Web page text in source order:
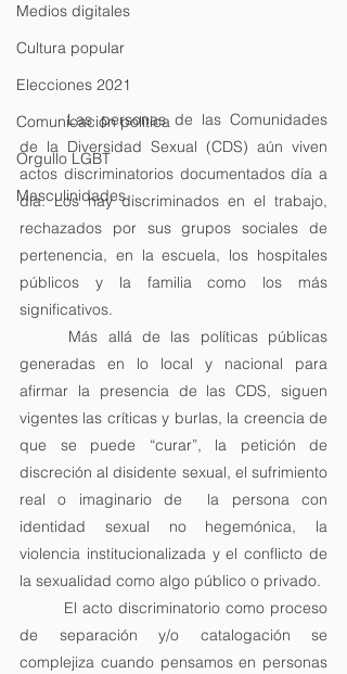
Medios digitales
Cultura popular
Elecciones 2021
Comunicación política
Orgullo LGBT
Masculinidades
	Las personas de las Comunidades
de la Diversidad Sexual (CDS) aún viven
actos discriminatorios documentados día a
día. Los hay discriminados en el trabajo,
rechazados por sus grupos sociales de
pertenencia, en la escuela, los hospitales
públicos y la familia como los más
significativos.
generadas en lo local y nacional para
afirmar la presencia de las CDS, siguen
vigentes las críticas y burlas, la creencia de
que se puede “curar”, la petición de
discreción al disidente sexual, el sufrimiento
real o imaginario de  la persona con
identidad sexual no hegemónica, la
violencia institucionalizada y el conflicto de
la sexualidad como algo público o privado.
de separación y/o catalogación se
complejiza cuando pensamos en personas